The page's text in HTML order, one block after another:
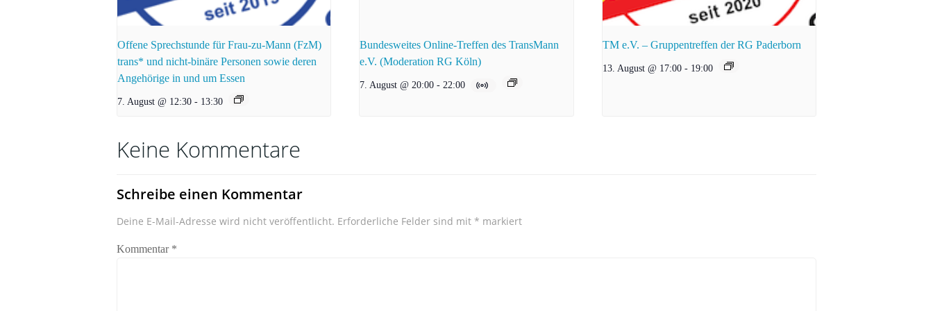
Offene Sprechstunde für Frau-zu-Mann (FzM)
trans* und nicht-binäre Personen sowie deren
Angehörige in und um Essen
7. August @ 12:30 - 13:30
Bundesweites Online-Treffen des TransMann
e.V. (Moderation RG Köln)
7. August @ 20:00 - 22:00
TM e.V. – Gruppentreffen der RG Paderborn
13. August @ 17:00 - 19:00
Keine Kommentare
Schreibe einen Kommentar
Deine E-Mail-Adresse wird nicht veröffentlicht. Erforderliche Felder sind mit * markiert
Kommentar *